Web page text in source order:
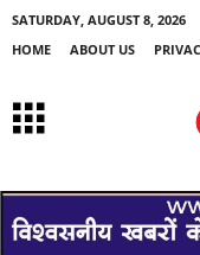
SATURDAY, AUGUST 8, 2026
HOME
ABOUT US